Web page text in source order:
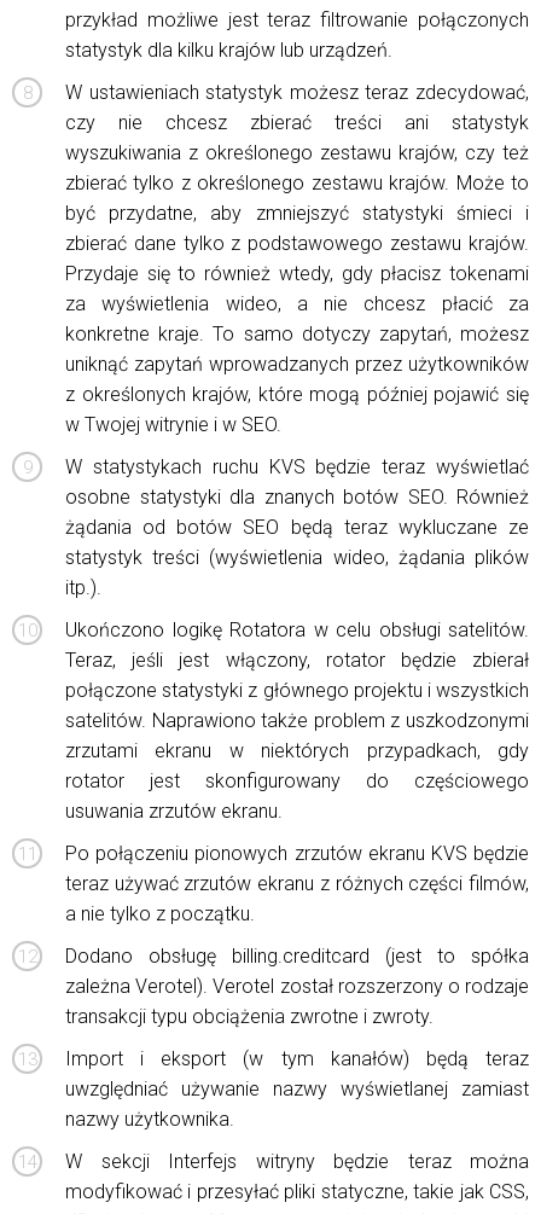
przykład możliwe jest teraz filtrowanie połączonych
statystyk dla kilku krajów lub urządzeń.
W ustawieniach statystyk możesz teraz zdecydować,
czy nie chcesz zbierać treści ani statystyk
wyszukiwania z określonego zestawu krajów, czy też
zbierać tylko z określonego zestawu krajów. Może to
być przydatne, aby zmniejszyć statystyki śmieci i
zbierać dane tylko z podstawowego zestawu krajów.
Przydaje się to również wtedy, gdy płacisz tokenami
za wyświetlenia wideo, a nie chcesz płacić za
konkretne kraje. To samo dotyczy zapytań, możesz
uniknąć zapytań wprowadzanych przez użytkowników
z określonych krajów, które mogą później pojawić się
w Twojej witrynie i w SEO.
W statystykach ruchu KVS będzie teraz wyświetlać
osobne statystyki dla znanych botów SEO. Również
żądania od botów SEO będą teraz wykluczane ze
statystyk treści (wyświetlenia wideo, żądania plików
itp.).
Ukończono logikę Rotatora w celu obsługi satelitów.
Teraz, jeśli jest włączony, rotator będzie zbierał
połączone statystyki z głównego projektu i wszystkich
satelitów. Naprawiono także problem z uszkodzonymi
zrzutami ekranu w niektórych przypadkach, gdy
rotator jest skonfigurowany do częściowego
usuwania zrzutów ekranu.
Po połączeniu pionowych zrzutów ekranu KVS będzie
teraz używać zrzutów ekranu z różnych części filmów,
a nie tylko z początku.
Dodano obsługę billing.creditcard (jest to spółka
zależna Verotel). Verotel został rozszerzony o rodzaje
transakcji typu obciążenia zwrotne i zwroty.
Import i eksport (w tym kanałów) będą teraz
uwzględniać używanie nazwy wyświetlanej zamiast
nazwy użytkownika.
W sekcji Interfejs witryny będzie teraz można
modyfikować i przesyłać pliki statyczne, takie jak CSS,